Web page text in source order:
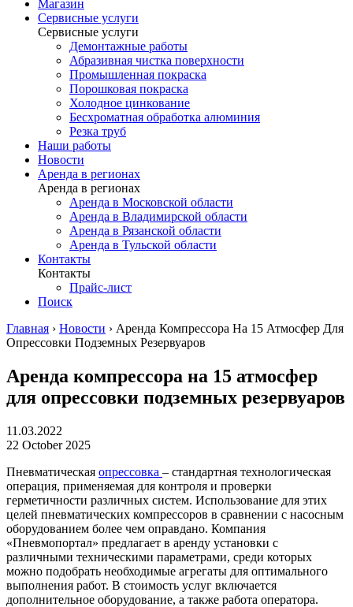
Магазин
Сервисные услуги
Сервисные услуги
Демонтажные работы
Абразивная чистка поверхности
Промышленная покраска
Порошковая покраска
Холодное цинкование
Бесхроматная обработка алюминия
Резка труб
Наши работы
Новости
Аренда в регионах
Аренда в регионах
Аренда в Московской области
Аренда в Владимирской области
Аренда в Рязанской области
Аренда в Тульской области
Контакты
Контакты
Прайс-лист
Поиск
Главная › Новости › Аренда Компрессора На 15 Атмосфер Для
Опрессовки Подземных Резервуаров
Аренда компрессора на 15 атмосфер
для опрессовки подземных резервуаров
11.03.2022
22 October 2025
Пневматическая опрессовка – стандартная технологическая
операция, применяемая для контроля и проверки
герметичности различных систем. Использование для этих
целей пневматических компрессоров в сравнении с насосным
оборудованием более чем оправдано. Компания
«Пневмопортал» предлагает в аренду установки с
различными техническими параметрами, среди которых
можно подобрать необходимые агрегаты для оптимального
выполнения работ. В стоимость услуг включается
дополнительное оборудование, а также работа оператора.